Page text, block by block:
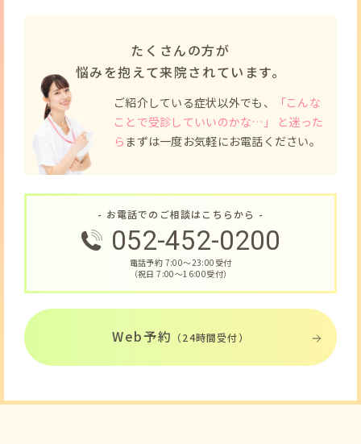
たくさんの方が
悩みを抱えて来院されています。
ご紹介している症状以外でも、
「こんな
ことで受診していいのかな…」 と迷った
ら まずは一度お気軽にお電話ください。
- お電話でのご相談はこちらから -
052-452-0200
電話予約 7:00〜23:00受付
（祝日 7:00〜16:00受付）
Web予約 （24時間受付）